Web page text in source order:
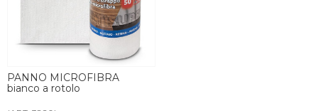
PANNO MICROFIBRA
bianco a rotolo